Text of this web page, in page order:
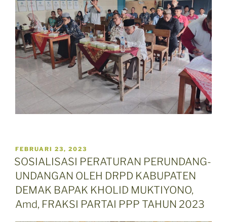
POSTED
ON
FEBRUARI 23, 2023
SOSIALISASI PERATURAN PERUNDANG-
UNDANGAN OLEH DRPD KABUPATEN
DEMAK BAPAK KHOLID MUKTIYONO,
Amd, FRAKSI PARTAI PPP TAHUN 2023